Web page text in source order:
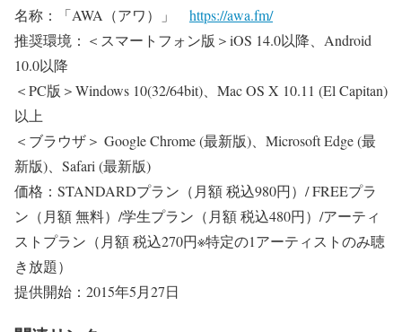
名称：「AWA（アワ）」 https://awa.fm/
推奨環境：＜スマートフォン版＞iOS 14.0以降、Android
10.0以降
＜PC版＞Windows 10(32/64bit)、Mac OS X 10.11 (El Capitan)
以上
＜ブラウザ＞ Google Chrome (最新版)、Microsoft Edge (最
新版)、Safari (最新版)
価格：STANDARDプラン（月額 税込980円）/ FREEプラ
ン（月額 無料）/学生プラン（月額 税込480円）/アーティ
ストプラン（月額 税込270円※特定の1アーティストのみ聴
き放題）
提供開始：2015年5月27日